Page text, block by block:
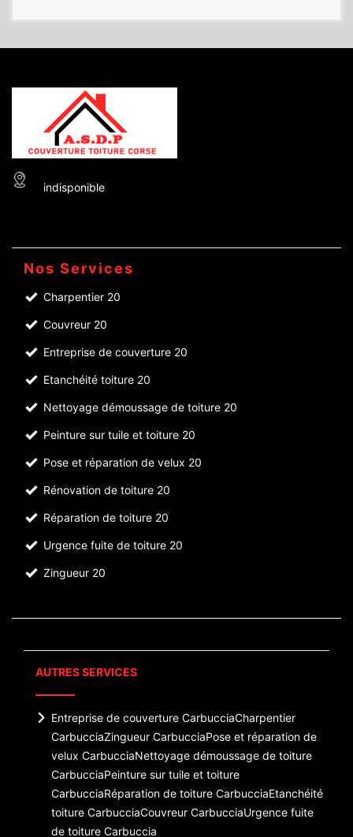
indisponible
Nos Services
Charpentier 20
Couvreur 20
Entreprise de couverture 20
Etanchéité toiture 20
Nettoyage démoussage de toiture 20
Peinture sur tuile et toiture 20
Pose et réparation de velux 20
Rénovation de toiture 20
Réparation de toiture 20
Urgence fuite de toiture 20
Zingueur 20
AUTRES SERVICES
Entreprise de couverture CarbucciaCharpentier
CarbucciaZingueur CarbucciaPose et réparation de
velux CarbucciaNettoyage démoussage de toiture
CarbucciaPeinture sur tuile et toiture
CarbucciaRéparation de toiture CarbucciaEtanchéité
toiture CarbucciaCouvreur CarbucciaUrgence fuite
de toiture Carbuccia